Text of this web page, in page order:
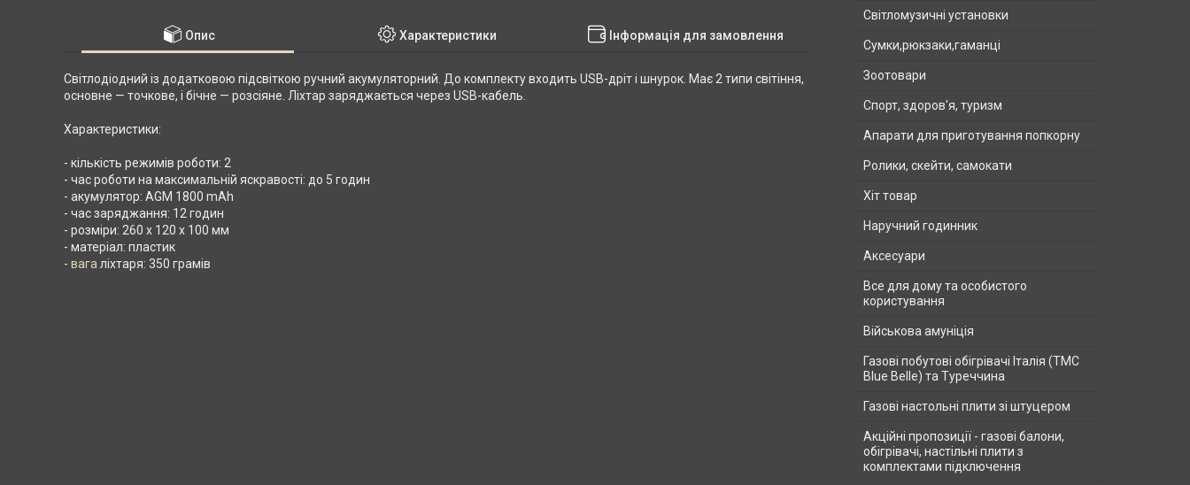
Світломузичні установки
Сумки,рюкзаки,гаманці
Зоотовари
Спорт, здоров'я, туризм
Апарати для приготування попкорну
Ролики, скейти, самокати
Хіт товар
Наручний годинник
Аксесуари
Все для дому та особистого
користування
Військова амуніція
Газові побутові обігрівачі Італія (ТМС
Blue Belle) та Туреччина
Газові настольні плити зі штуцером
Акційні пропозиції - газові балони,
обігрівачі, настільні плити з
комплектами підключення
Опис Характеристики Інформація для замовлення
Світлодіодний із додатковою підсвіткою ручний акумуляторний. До комплекту входить USB-дріт і шнурок. Має 2 типи світіння,
основне — точкове, і бічне — розсіяне. Ліхтар заряджається через USB-кабель.
Характеристики:
- кількість режимів роботи: 2
- час роботи на максимальній яскравості: до 5 годин
- акумулятор: AGM 1800 mAh
- час заряджання: 12 годин
- розміри: 260 х 120 х 100 мм
- матеріал: пластик
- вага ліхтаря: 350 грамів